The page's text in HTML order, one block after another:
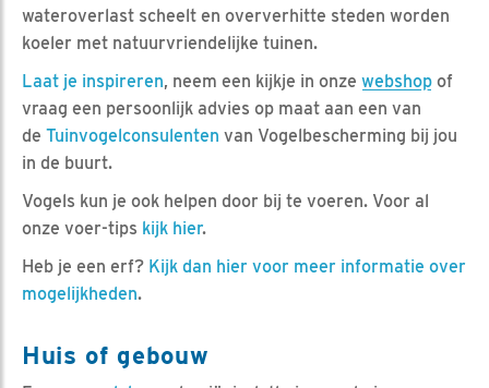
wateroverlast scheelt en oververhitte steden worden
koeler met natuurvriendelijke tuinen.
Laat je inspireren, neem een kijkje in onze webshop of
vraag een persoonlijk advies op maat aan een van
de Tuinvogelconsulenten van Vogelbescherming bij jou
in de buurt.
Vogels kun je ook helpen door bij te voeren. Voor al
onze voer-tips kijk hier.
Heb je een erf? Kijk dan hier voor meer informatie over
mogelijkheden.
Huis of gebouw